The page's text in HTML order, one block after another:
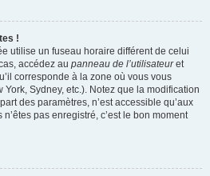
!
utilise un fuseau horaire différent de celui
accédez au panneau de l’utilisateuret
corresponde à la zone où vous vous
Sydney, etc.). Notez que la modification
des paramètres, n’est accessible qu’aux
pas enregistré, c’est le bon moment